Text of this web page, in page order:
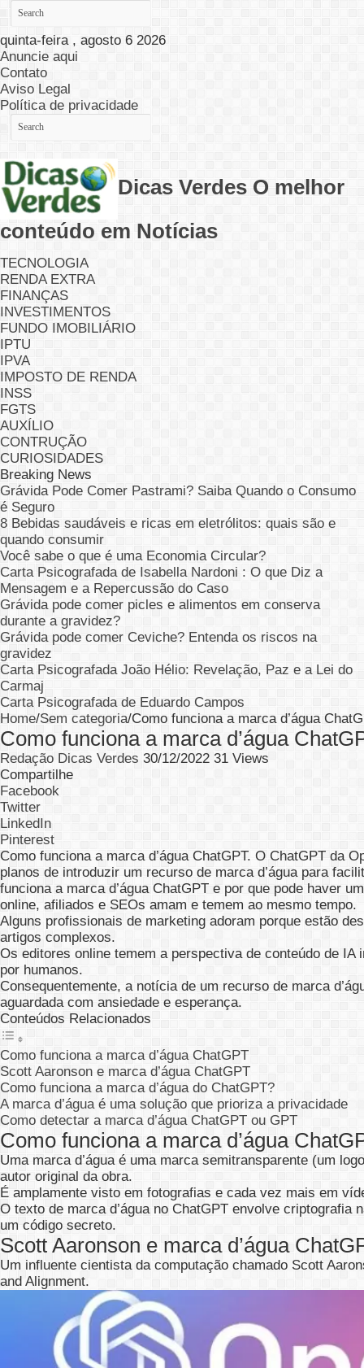
quinta-feira , agosto 6 2026
Anuncie aqui
Contato
Aviso Legal
Política de privacidade
Dicas Verdes O melhor
conteúdo em Notícias
TECNOLOGIA
RENDA EXTRA
FINANÇAS
INVESTIMENTOS
FUNDO IMOBILIÁRIO
IPTU
IPVA
IMPOSTO DE RENDA
INSS
FGTS
AUXÍLIO
CONTRUÇÃO
CURIOSIDADES
Breaking News
Grávida Pode Comer Pastrami? Saiba Quando o Consumo
é Seguro
8 Bebidas saudáveis e ricas em eletrólitos: quais são e
quando consumir
Você sabe o que é uma Economia Circular?
Carta Psicografada de Isabella Nardoni : O que Diz a
Mensagem e a Repercussão do Caso
Grávida pode comer picles e alimentos em conserva
durante a gravidez?
Grávida pode comer Ceviche? Entenda os riscos na
gravidez
Carta Psicografada João Hélio: Revelação, Paz e a Lei do
Carmaj
Carta Psicografada de Eduardo Campos
Home/Sem categoria/Como funciona a marca d’água
Como funciona a marca d’água
Redação Dicas Verdes 30/12/2022 31 Views
Compartilhe
Facebook
Twitter
LinkedIn
Pinterest
Como funciona a marca d’água ChatGPT. O ChatGPT da
planos de introduzir um recurso de marca d’água para
funciona a marca d’água ChatGPT e por que pode haver
online, afiliados e SEOs amam e temem ao mesmo tempo.
Alguns profissionais de marketing adoram porque estão
artigos complexos.
Os editores online temem a perspectiva de conteúdo de
por humanos.
Consequentemente, a notícia de um recurso de marca
aguardada com ansiedade e esperança.
Conteúdos Relacionados
Como funciona a marca d’água ChatGPT
Scott Aaronson e marca d’água ChatGPT
Como funciona a marca d’água do ChatGPT?
A marca d’água é uma solução que prioriza a privacidade
Como detectar a marca d’água ChatGPT ou GPT
Como funciona a marca d’água
Uma marca d’água é uma marca semitransparente (um
autor original da obra.
É amplamente visto em fotografias e cada vez mais em
O texto de marca d’água no ChatGPT envolve
um código secreto.
Scott Aaronson e marca d’água
Um influente cientista da computação chamado Scott
and Alignment.